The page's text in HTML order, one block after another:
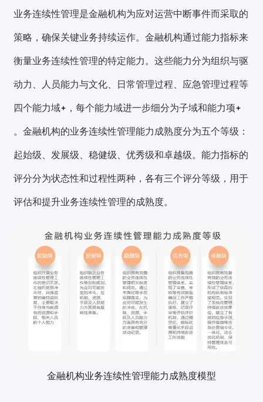
业务连续性管理是金融机构为应对运营中断事件而采取的
策略，确保关键业务持续运作。金融机构通过能力指标来
衡量业务连续性管理的特定能力。这些能力分为组织与驱
动力、人员能力与文化、日常管理过程、应急管理过程等
四个能力域 ，每个能力域进一步细分为子域和能力项
。金融机构的业务连续性管理能力成熟度分为五个等级：
起始级、发展级、稳健级、优秀级和卓越级。能力指标的
评分分为状态性和过程性两种，各有三个评分等级，用于
评估和提升业务连续性管理的成熟度。
金融机构业务连续性管理能力成熟度模型